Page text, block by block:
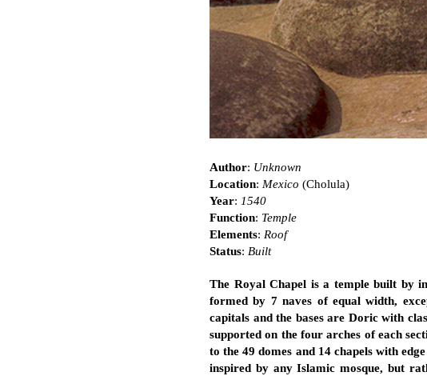
Author: Unknown
Location: Mexico (Cholula)
Year: 1540
Function: Temple
Elements: Roof
Status: Built
The Royal Chapel is a temple built by
formed by 7 naves of equal width,
capitals and the bases are Doric with
supported on the four arches of each
to the 49 domes and 14 chapels with
inspired by any Islamic mosque, but